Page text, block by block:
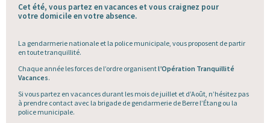
Cet été, vous partez en vacances et vous craignez pour
votre domicile en votre absence.
La gendarmerie nationale et la police municipale, vous proposent de partir
en toute tranquillité.
Chaque année les forces de l’ordre organisentl’Opération Tranquillité
Vacances.
Si vous partez en vacances durant les mois de juillet et d’Août, n’hésitez pas
à prendre contact avec la brigade de gendarmerie de Berre l’Étang ou la
police municipale.